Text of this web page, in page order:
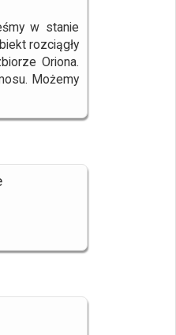
w stanie
rozciągły
Oriona.
Możemy